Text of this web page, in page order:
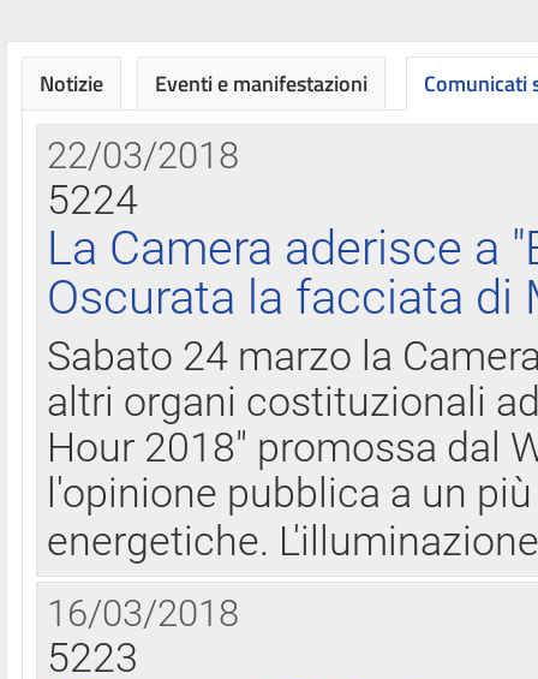
Notizie Eventi e manifestazioni Comunicati
22/03/2018
5224
La Camera aderisce a
Oscurata la facciata di
Sabato 24 marzo la
altri organi costituzionali
Hour 2018" promossa dal
l'opinione pubblica a un
energetiche.
16/03/2018
5223